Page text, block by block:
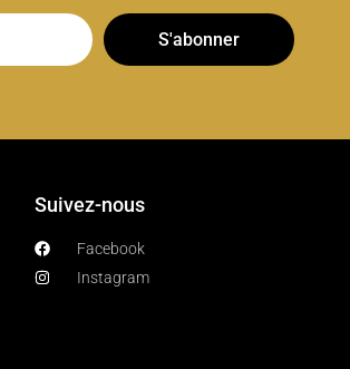
S'abonner
Suivez-nous
Facebook
Instagram